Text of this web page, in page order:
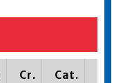
Cr. Cat.